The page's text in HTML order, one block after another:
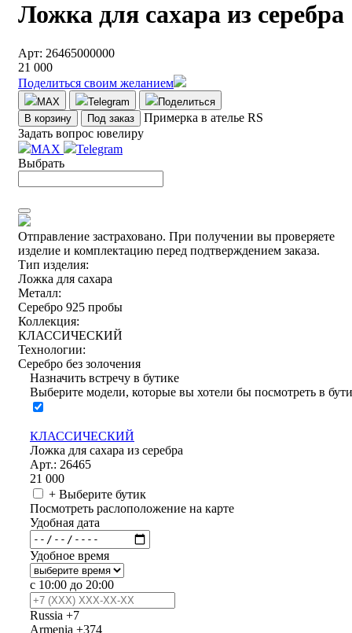
Ложка для сахара из серебра
Арт: 26465000000
21 000
Поделиться своим желанием
MAX Telegram
Поделиться
В корзину
Под заказ
Примерка в ателье RS
Задать вопрос ювелиру
MAX
Telegram
Выбрать
Отправление застраховано. При получении вы проверяете
изделие и комплектацию перед подтверждением заказа.
Тип изделия:
Ложка для сахара
Металл:
Серебро 925 пробы
Коллекция:
КЛАССИЧЕСКИЙ
Технологии:
Серебро без золочения
Назначить встречу в бутике
Выберите модели, которые вы хотели бы посмотреть в
КЛАССИЧЕСКИЙ
Ложка для сахара из серебра
Арт.: 26465
21 000
+ Выберите бутик
Посмотреть раслоположение на карте
Удобная дата
Удобное время
с 10:00 до 20:00
Russia +7
Armenia +374